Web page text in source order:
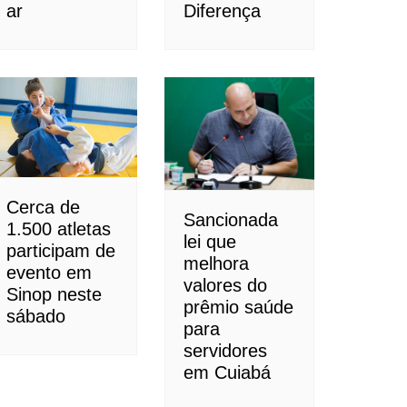
ar Diferença
Cerca de
1.500 atletas
participam de
evento em
Sinop neste
sábado
Sancionada
lei que
melhora
valores do
prêmio saúde
para
servidores
em Cuiabá